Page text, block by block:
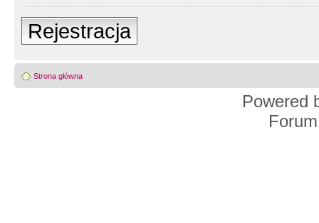
Rejestracja
Strona główna
Powered